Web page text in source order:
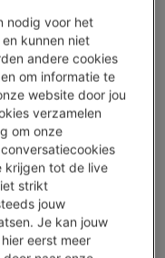
73,40
€ 14,99
met één abonnement
nodig voor het
kunnen niet
andere cookies
om informatie te
website door jou
verzamelen
om onze
krijgen tot de live
strikt
jouw
Je kan jouw
eerst meer